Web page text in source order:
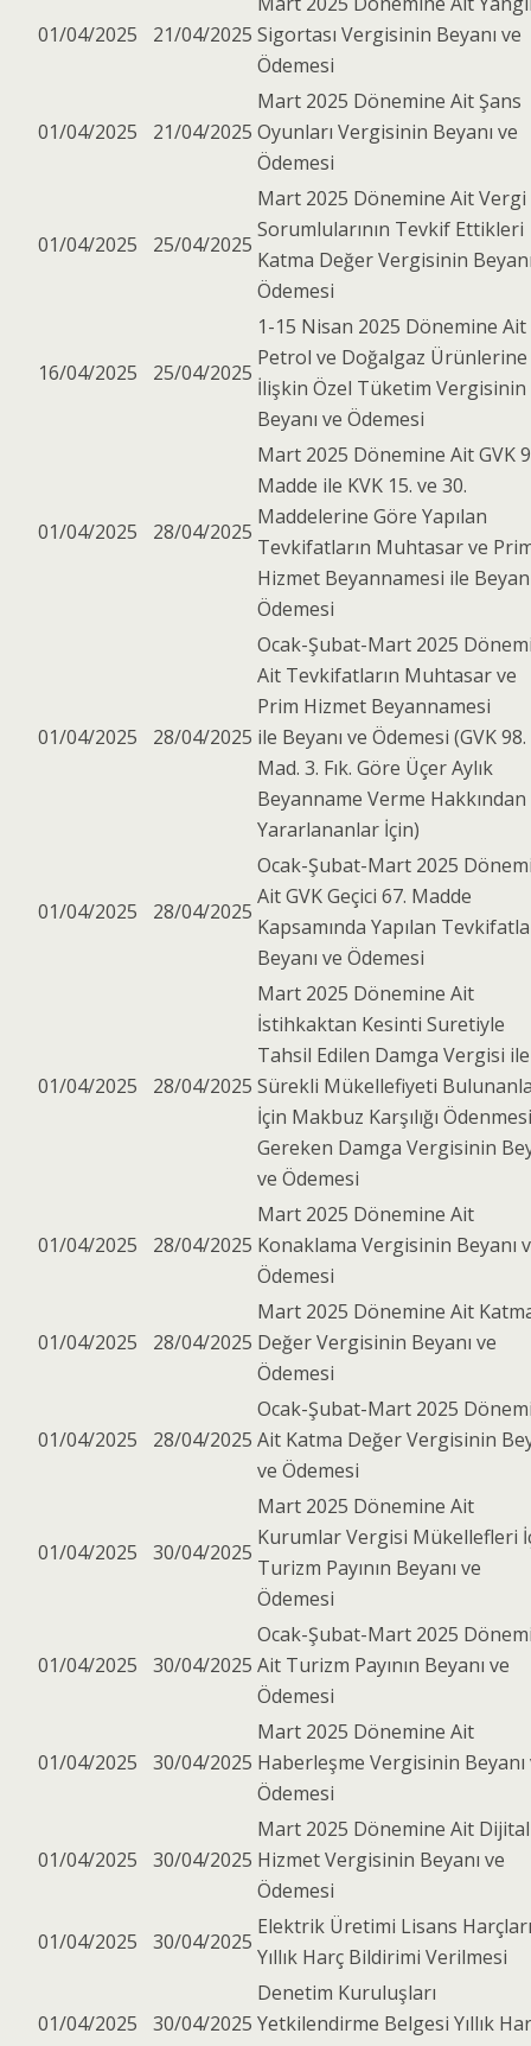
01/04/2025 21/04/2025 Sigortası Vergisinin Beyanı ve
Ödemesi
01/04/2025 21/04/2025
Mart 2025 Dönemine Ait Şans
Oyunları Vergisinin Beyanı ve
Ödemesi
01/04/2025 25/04/2025
Mart 2025 Dönemine Ait Vergi
Sorumlularının Tevkif Ettikleri
Katma Değer Vergisinin
Ödemesi
16/04/2025 25/04/2025
1-15 Nisan 2025 Dönemine Ait
Petrol ve Doğalgaz Ürünlerine
İlişkin Özel Tüketim Vergisinin
Beyanı ve Ödemesi
01/04/2025 28/04/2025
Mart 2025 Dönemine Ait GVK
Madde ile KVK 15. ve 30.
Maddelerine Göre Yapılan
Tevkifatların Muhtasar ve
Hizmet Beyannamesi ile
Ödemesi
01/04/2025 28/04/2025
Ocak-Şubat-Mart 2025
Ait Tevkifatların Muhtasar ve
Prim Hizmet Beyannamesi
ile Beyanı ve Ödemesi (GVK 98.
Mad. 3. Fık. Göre Üçer Aylık
Beyanname Verme Hakkından
Yararlananlar İçin)
01/04/2025 28/04/2025
Ocak-Şubat-Mart 2025
Ait GVK Geçici 67. Madde
Kapsamında Yapılan
Beyanı ve Ödemesi
01/04/2025 28/04/2025
Mart 2025 Dönemine Ait
İstihkaktan Kesinti Suretiyle
Tahsil Edilen Damga Vergisi ile
Sürekli Mükellefiyeti
İçin Makbuz Karşılığı Ödenmesi
Gereken Damga Vergisinin
ve Ödemesi
01/04/2025 28/04/2025
Mart 2025 Dönemine Ait
Konaklama Vergisinin Beyanı
Ödemesi
01/04/2025 28/04/2025
Mart 2025 Dönemine Ait
Değer Vergisinin Beyanı ve
Ödemesi
01/04/2025 28/04/2025
Ocak-Şubat-Mart 2025
Ait Katma Değer Vergisinin
ve Ödemesi
01/04/2025 30/04/2025
Mart 2025 Dönemine Ait
Kurumlar Vergisi Mükellefleri
Turizm Payının Beyanı ve
Ödemesi
01/04/2025 30/04/2025
Ocak-Şubat-Mart 2025
Ait Turizm Payının Beyanı ve
Ödemesi
01/04/2025 30/04/2025
Mart 2025 Dönemine Ait
Haberleşme Vergisinin Beyanı
Ödemesi
01/04/2025 30/04/2025
Mart 2025 Dönemine Ait Dijital
Hizmet Vergisinin Beyanı ve
Ödemesi
01/04/2025
30/04/2025
Elektrik Üretimi Lisans Harçları
Yıllık Harç Bildirimi Verilmesi
01/04/2025 30/04/2025
Denetim Kuruluşları
Yetkilendirme Belgesi Yıllık